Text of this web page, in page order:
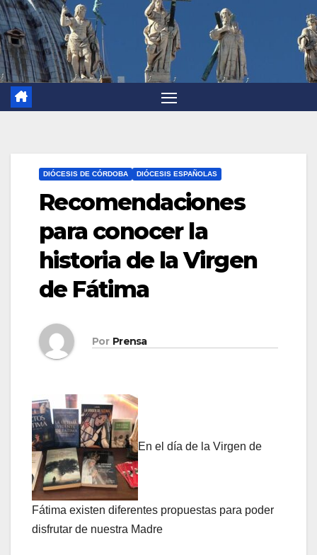
DIÓCESIS DE CÓRDOBA DIÓCESIS ESPAÑOLAS
Recomendaciones
para conocer la
historia de la Virgen
de Fátima
Por Prensa
En el día de la Virgen de
Fátima existen diferentes propuestas para poder
disfrutar de nuestra Madre